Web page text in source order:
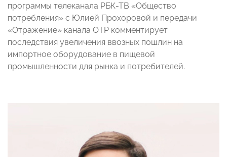
программы телеканала РБК-ТВ «Общество
потребления» с Юлией Прохоровой и передачи
«Отражение» канала ОТР комментирует
последствия увеличения ввозных пошлин на
импортное оборудование в пищевой
промышленности для рынка и потребителей.